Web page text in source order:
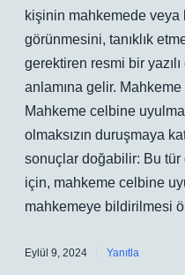
kişinin mahkemede
görünmesini, tanıklık
gerektiren resmi bir
anlamına gelir.
Mahkeme celbine
olmaksızın duruşmaya
sonuçlar doğabilir: Bu tür
için, mahkeme celbine
mahkemeye bildirilmesi
Eylül 9, 2024 Yanıtla